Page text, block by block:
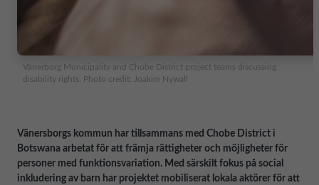
Vänerborg Municipality and Chobe District project teams discussing
disability rights. Photo credit: Joakim Nywall
Vänersborgs kommun har tillsammans med Chobe District i
Botswana arbetat för att främja rättigheter och möjligheter för
personer med funktionsvariation. Med särskilt fokus på social
inkludering av barn har projektet mobiliserat lokala aktörer för att